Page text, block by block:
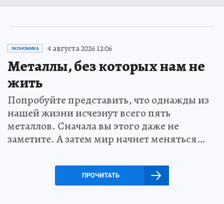
ЭКОНОМИКА 4 августа 2026 12:06
Металлы, без которых нам не
жить
Попробуйте представить, что однажды из
нашей жизни исчезнут всего пять
металлов. Сначала вы этого даже не
заметите. А затем мир начнет меняться…
ПРОЧИТАТЬ